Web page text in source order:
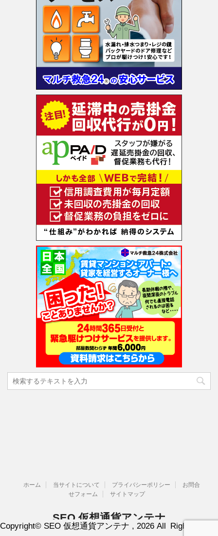
ホーム 当サイトについて プライバシーポリシー
お問合
せフォーム
サイトマップ
SEO 仮想通貨アンテナ
Copyright© SEO 仮想通貨アンテナ , 2026 All Rights